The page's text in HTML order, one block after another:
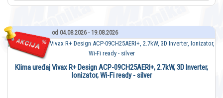
od 04.08.2026 - 19.08.2026
Klima uređaj Vivax R+ Design ACP-09CH25AERI+, 2.7kW, 3D Inverter,
Ionizator, Wi-Fi ready - silver